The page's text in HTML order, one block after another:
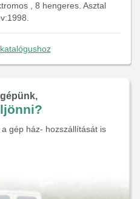
, 8 hengeres. Asztal
gép ház- hozszállítását is